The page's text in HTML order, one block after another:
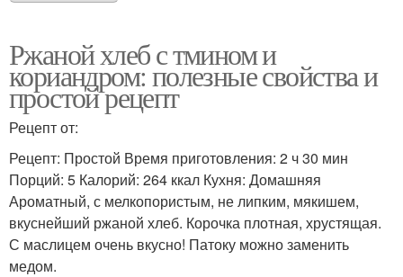
Ржаной хлеб с тмином и
кориандром: полезные свойства и
простой рецепт
Рецепт от:
Рецепт: Простой Время приготовления: 2 ч 30 мин
Порций: 5 Калорий: 264 ккал Кухня: Домашняя
Ароматный, с мелкопористым, не липким, мякишем,
вкуснейший ржаной хлеб. Корочка плотная, хрустящая.
С маслицем очень вкусно! Патоку можно заменить
медом.